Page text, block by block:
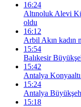
16:24
Altınoluk Alevi
oldu
16:12
Arbil Akın kadın
15:54
Balıkesir
15:42
Antalya
15:24
Antalya
15:18